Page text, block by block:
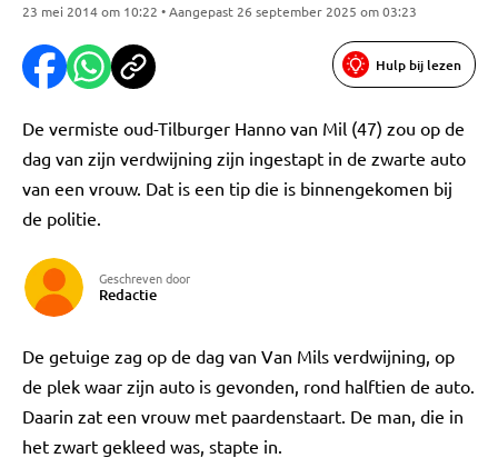
23 mei 2014 om 10:22 • Aangepast 26 september 2025 om 03:23
Hulp bij lezen
De vermiste oud-Tilburger Hanno van Mil (47) zou op de
dag van zijn verdwijning zijn ingestapt in de zwarte auto
van een vrouw. Dat is een tip die is binnengekomen bij
de politie.
Geschreven door
Redactie
De getuige zag op de dag van Van Mils verdwijning, op
de plek waar zijn auto is gevonden, rond halftien de auto.
Daarin zat een vrouw met paardenstaart. De man, die in
het zwart gekleed was, stapte in.